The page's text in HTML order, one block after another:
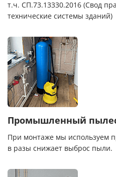
т.ч. СП.73.13330.2016 (Свод
технические системы зданий)
Промышленный
При монтаже мы используем
в разы снижает выброс пыли.